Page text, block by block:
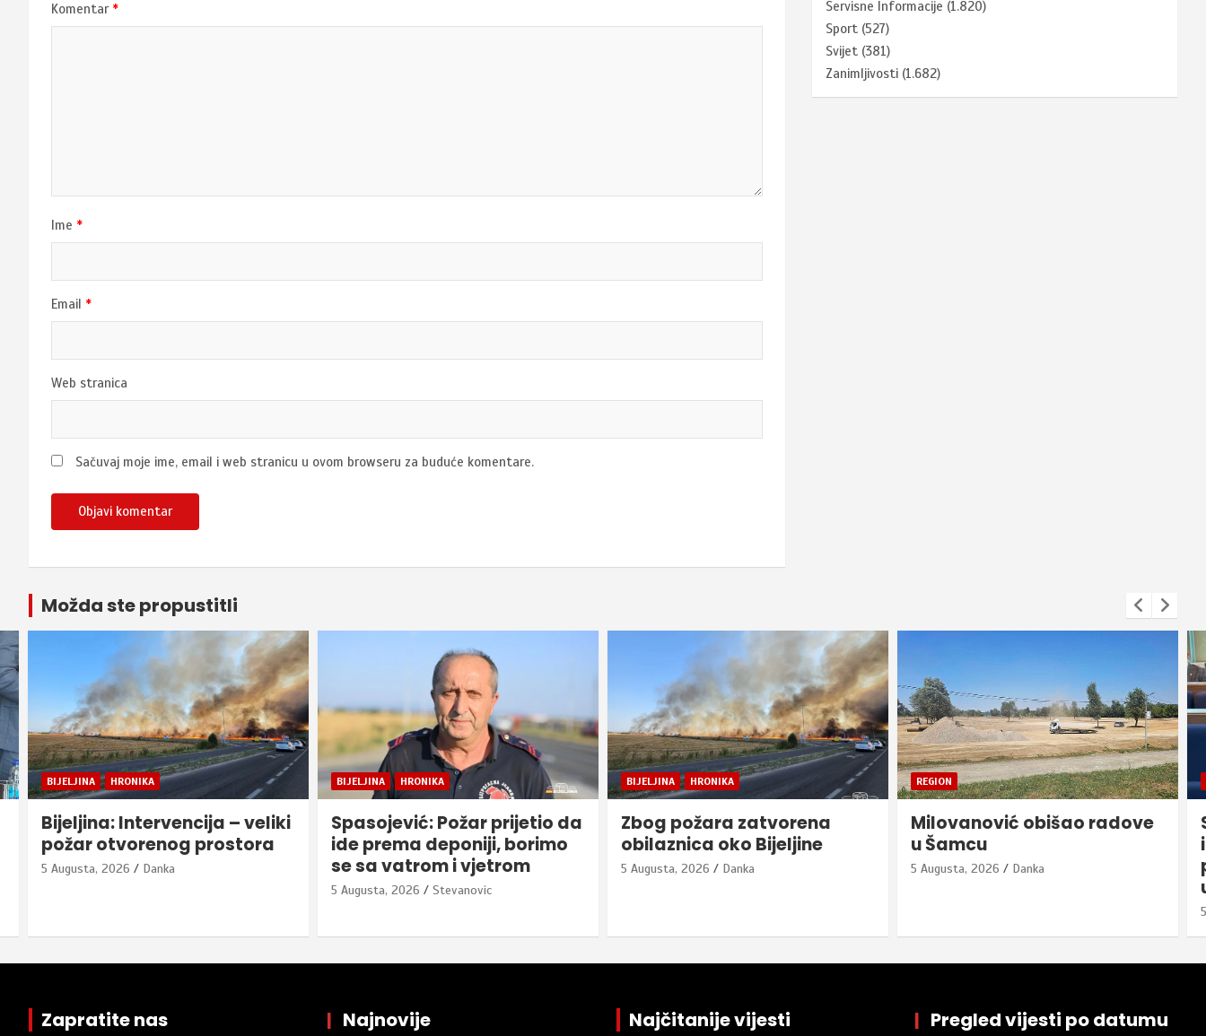
Komentar *
Ime *
Email *
Web stranica
Sačuvaj moje ime, email i web stranicu u ovom browseru za buduće komentare.
Servisne Informacije (1.820)
Sport (527)
Svijet (381)
Zanimljivosti (1.682)
Možda ste propustitli
BIJELJINA HRONIKA
Spasojević: Požar prijetio da
ide prema deponiji, borimo
se sa vatrom i vjetrom
BIJELJINA HRONIKA
Zbog požara zatvorena
obilaznica oko Bijeljine
5 Augusta, 2026 Danka
REGION
Milovanović obišao radove
u Šamcu
5 Augusta, 2026 Danka
BIJELJINA
SG Bijeljina: Usvojena
inicijativa Ostojića o
proširenju kapaciteta Vrtića
Zapratite nas | Najnovije Najčitanije vijesti | Pregled vijesti po datumu